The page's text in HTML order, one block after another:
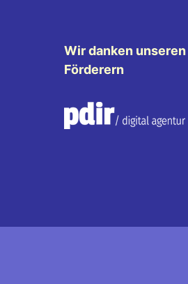
Wir danken unseren
Förderern